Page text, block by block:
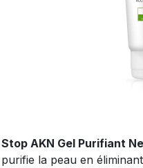
Stop AKN Gel Purifiant
purifie la peau en